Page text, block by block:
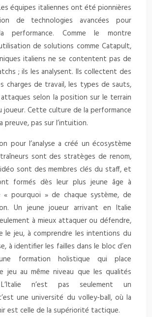
équipes italiennes ont été pionnières
de technologies avancées pour
performance. Comme le montre
de solutions comme Catapult,
italiens ne se contentent pas de
; ils les analysent. Ils collectent des
charges de travail, les types de sauts,
attaques selon la position sur le terrain
Cette culture de la performance
preuve, pas sur l’intuition.
pour l’analyse a créé un écosystème
sont des stratèges de renom,
sont des membres clés du staff, et
formés dès leur plus jeune âge à
« pourquoi » de chaque système, de
Un jeune joueur arrivant en Italie
à mieux attaquer ou défendre,
le jeu, à comprendre les intentions du
à identifier les failles dans le bloc d’en
formation holistique qui place
jeu au même niveau que les qualités
n’est pas seulement un
une université du volley-ball, où la
est celle de la supériorité tactique.